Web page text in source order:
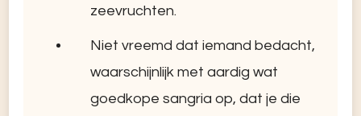
zeevruchten.
Niet vreemd dat iemand bedacht,
waarschijnlijk met aardig wat
goedkope sangria op, dat je die